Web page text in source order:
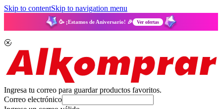
Skip to contentSkip to navigation menu
🥳 ¡Estamos de Aniversario! 🎉 Ver ofertas
Ingresa tu correo para guardar productos favoritos.
Correo electrónico